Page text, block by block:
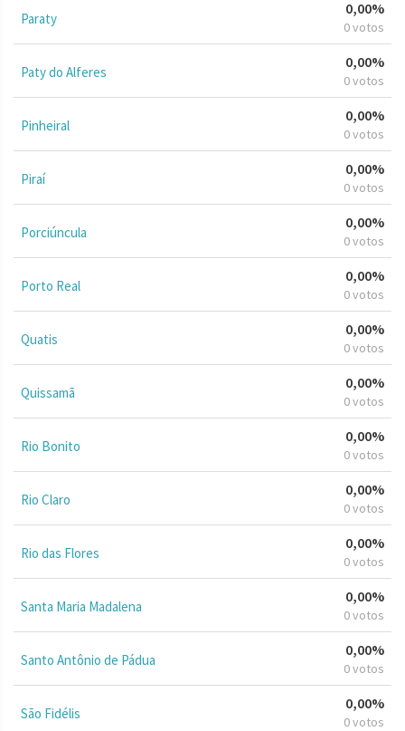
Paraty
0,00%
0 votos
Paty do Alferes
0,00%
0 votos
Pinheiral
0,00%
0 votos
Piraí
0,00%
0 votos
Porciúncula
0,00%
0 votos
Porto Real
0,00%
0 votos
Quatis
0,00%
0 votos
Quissamã
0,00%
0 votos
Rio Bonito
0,00%
0 votos
Rio Claro
0,00%
0 votos
Rio das Flores
0,00%
0 votos
Santa Maria Madalena
0,00%
0 votos
Santo Antônio de Pádua
0,00%
0 votos
São Fidélis
0,00%
0 votos